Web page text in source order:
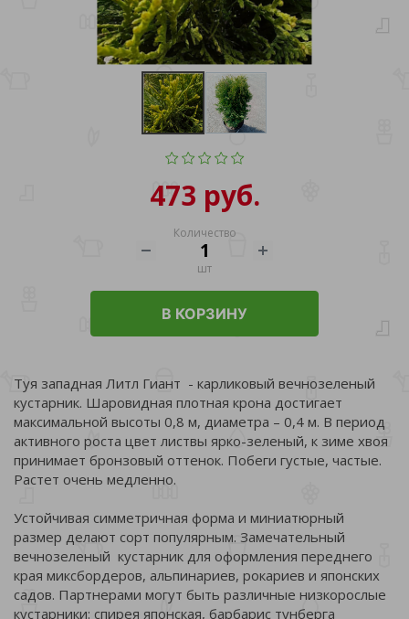
473 руб.
Количество
шт
В КОРЗИНУ
Туя западная Литл Гиант - карликовый вечнозеленый
кустарник. Шаровидная плотная крона достигает
максимальной высоты 0,8 м, диаметра – 0,4 м. В период
активного роста цвет листвы ярко-зеленый, к зиме хвоя
принимает бронзовый оттенок. Побеги густые, частые.
Растет очень медленно.
Устойчивая симметричная форма и миниатюрный
размер делают сорт популярным. Замечательный
вечнозеленый кустарник для оформления переднего
края миксбордеров, альпинариев, рокариев и японских
садов. Партнерами могут быть различные низкорослые
кустарники: спирея японская, барбарис тунберга